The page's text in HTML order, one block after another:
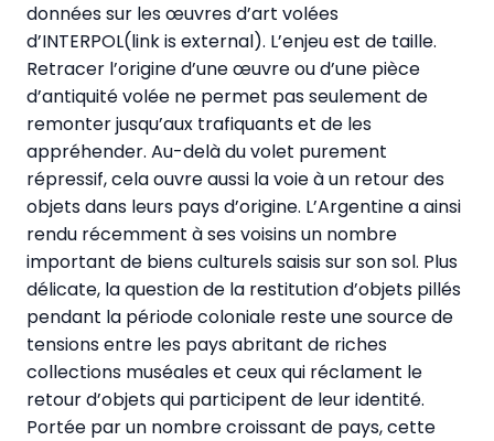
données sur les œuvres d’art volées
d’INTERPOL(link is external). L’enjeu est de taille.
Retracer l’origine d’une œuvre ou d’une pièce
d’antiquité volée ne permet pas seulement de
remonter jusqu’aux trafiquants et de les
appréhender. Au-delà du volet purement
répressif, cela ouvre aussi la voie à un retour des
objets dans leurs pays d’origine. L’Argentine a ainsi
rendu récemment à ses voisins un nombre
important de biens culturels saisis sur son sol. Plus
délicate, la question de la restitution d’objets pillés
pendant la période coloniale reste une source de
tensions entre les pays abritant de riches
collections muséales et ceux qui réclament le
retour d’objets qui participent de leur identité.
Portée par un nombre croissant de pays, cette